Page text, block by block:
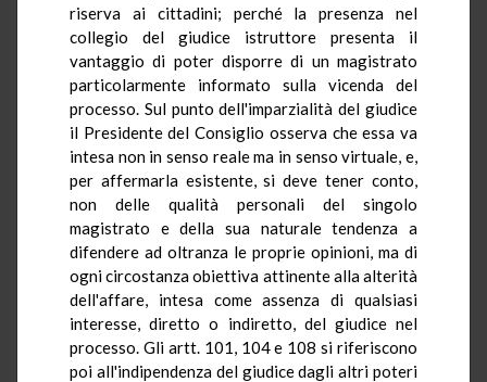
riserva ai cittadini; perché la presenza nel
collegio del giudice istruttore presenta il
vantaggio di poter disporre di un magistrato
particolarmente informato sulla vicenda del
processo. Sul punto dell'imparzialità del giudice
il Presidente del Consiglio osserva che essa va
intesa non in senso reale ma in senso virtuale, e,
per affermarla esistente, si deve tener conto,
non delle qualità personali del singolo
magistrato e della sua naturale tendenza a
difendere ad oltranza le proprie opinioni, ma di
ogni circostanza obiettiva attinente alla alterità
dell'affare, intesa come assenza di qualsiasi
interesse, diretto o indiretto, del giudice nel
processo. Gli artt. 101, 104 e 108 si riferiscono
poi all'indipendenza del giudice dagli altri poteri